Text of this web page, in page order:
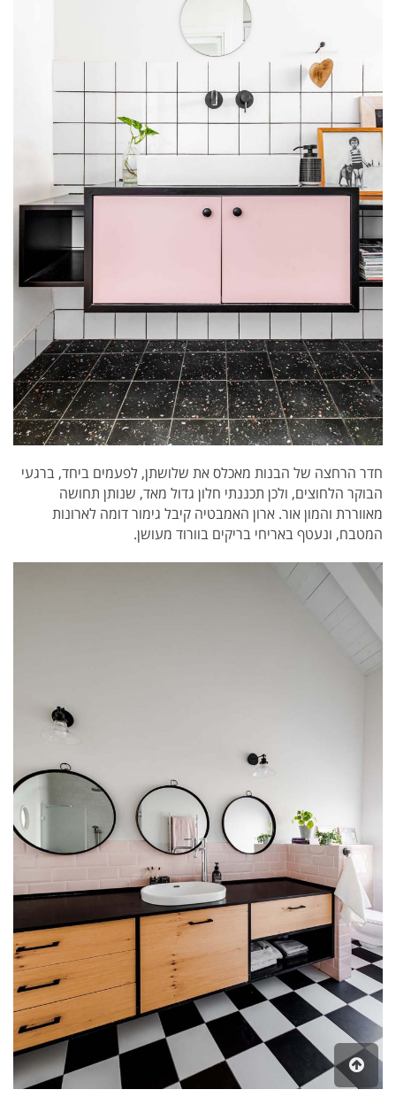
חדר הרחצה של הבנות מאכלס את שלושתן, לפעמים ביחד, ברגעי
הבוקר הלחוצים, ולכן תכננתי חלון גדול מאד, שנותן תחושה
מאווררת והמון אור. ארון האמבטיה קיבל גימור דומה לארונות
המטבח, ונעטף באריחי בריקים בוורוד מעושן.
גלילה
לראש